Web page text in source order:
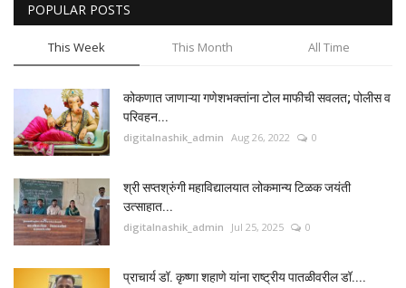
POPULAR POSTS
This Week This Month All Time
कोकणात जाणाऱ्या गणेशभक्तांना टोल माफीची सवलत; पोलीस व
परिवहन...
digitalnashik_admin Aug 26, 2022 0
श्री सप्तश्रुंगी महाविद्यालयात लोकमान्य टिळक जयंती
उत्साहात...
digitalnashik_admin Jul 25, 2025 0
प्राचार्य डॉ. कृष्णा शहाणे यांना राष्ट्रीय पातळीवरील डॉ....